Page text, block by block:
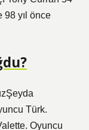
98 yıl önce
Türk.
Oyuncu